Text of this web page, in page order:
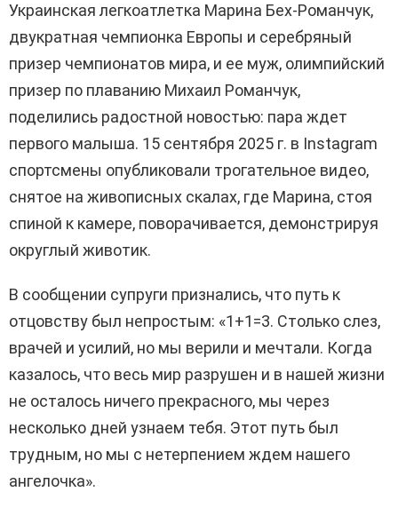
Украинская легкоатлетка Марина Бех-Романчук,
двукратная чемпионка Европы и серебряный
призер чемпионатов мира, и ее муж, олимпийский
призер по плаванию Михаил Романчук,
поделились радостной новостью: пара ждет
первого малыша. 15 сентября 2025 г. в Instagram
спортсмены опубликовали трогательное видео,
снятое на живописных скалах, где Марина, стоя
спиной к камере, поворачивается, демонстрируя
округлый животик.
В сообщении супруги признались, что путь к
отцовству был непростым: «1+1=3. Столько слез,
врачей и усилий, но мы верили и мечтали. Когда
казалось, что весь мир разрушен и в нашей жизни
не осталось ничего прекрасного, мы через
несколько дней узнаем тебя. Этот путь был
трудным, но мы с нетерпением ждем нашего
ангелочка».